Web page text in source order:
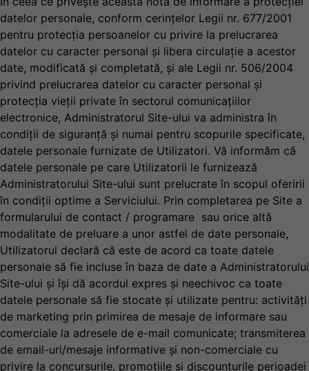
datelor personale, conform cerințelor Legii nr. 677/2001
pentru protecția persoanelor cu privire la prelucrarea
datelor cu caracter personal și libera circulație a acestor
date, modificată și completată, și ale Legii nr. 506/2004
privind prelucrarea datelor cu caracter personal și
protecția vieții private în sectorul comunicațiilor
electronice, Administratorul Site-ului va administra în
condiții de siguranță și numai pentru scopurile specificate,
datele personale furnizate de Utilizatori. Vă informăm că
datele personale pe care Utilizatorii le furnizează
Administratorului Site-ului sunt prelucrate în scopul oferirii
în condiţii optime a Serviciului. Prin completarea pe Site a
formularului de contact / programare sau orice altă
modalitate de preluare a unor astfel de date personale,
Utilizatorul declară că este de acord ca toate datele
personale să fie incluse în baza de date a Administratorului
Site-ului și își dă acordul expres și neechivoc ca toate
datele personale să fie stocate și utilizate pentru: activități
de marketing prin primirea de mesaje de informare sau
comerciale la adresele de e-mail comunicate; transmiterea
de email-uri/mesaje informative și non-comerciale cu
privire la concursurile, promoțiile și discounturile perioadei